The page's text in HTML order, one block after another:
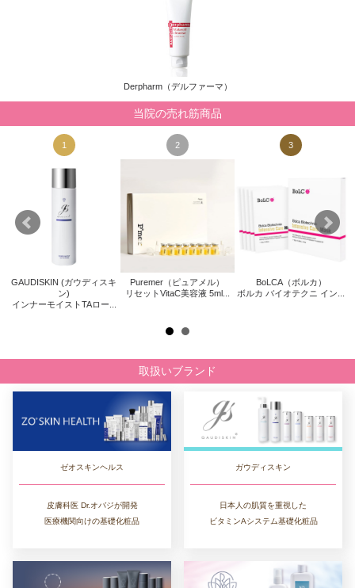
Derpharm（デルファーマ）
当院の売れ筋商品
1
GAUDISKIN (ガウディスキ
ン)
インナーモイストTAロー...
2
Puremer（ピュアメル）
リセットVitaC美容液 5ml...
3
BoLCA（ボルカ）
ボルカ バイオテクニ イン...
取扱いブランド
ゼオスキンヘルス
皮膚科医 Dr.オバジが開発
医療機関向けの基礎化粧品
ガウディスキン
日本人の肌質を重視した
ビタミンAシステム基礎化粧品